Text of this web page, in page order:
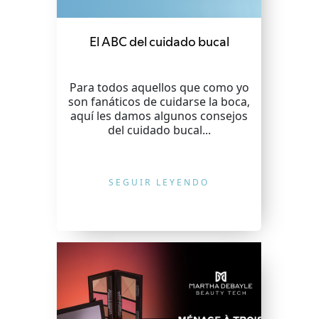
El ABC del cuidado bucal
Para todos aquellos que como yo
son fanáticos de cuidarse la boca,
aquí les damos algunos consejos
del cuidado bucal...
SEGUIR LEYENDO